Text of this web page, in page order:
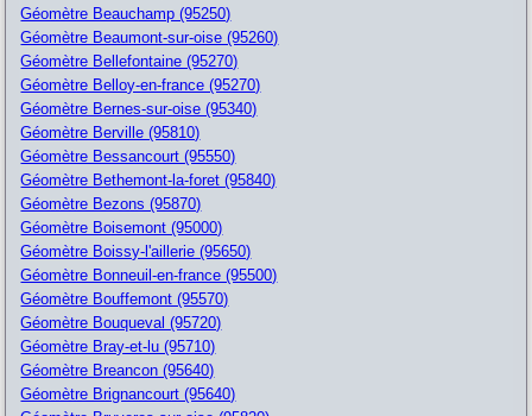
Géomètre Beauchamp (95250)
Géomètre Beaumont-sur-oise (95260)
Géomètre Bellefontaine (95270)
Géomètre Belloy-en-france (95270)
Géomètre Bernes-sur-oise (95340)
Géomètre Berville (95810)
Géomètre Bessancourt (95550)
Géomètre Bethemont-la-foret (95840)
Géomètre Bezons (95870)
Géomètre Boisemont (95000)
Géomètre Boissy-l'aillerie (95650)
Géomètre Bonneuil-en-france (95500)
Géomètre Bouffemont (95570)
Géomètre Bouqueval (95720)
Géomètre Bray-et-lu (95710)
Géomètre Breancon (95640)
Géomètre Brignancourt (95640)